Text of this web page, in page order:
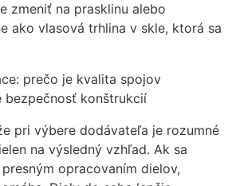
zmeniť na prasklinu alebo
ako vlasová trhlina v skle, ktorá sa
pri výbere dodávateľa je rozumné
na výsledný vzhľad. Ak sa
opracovaním dielov,